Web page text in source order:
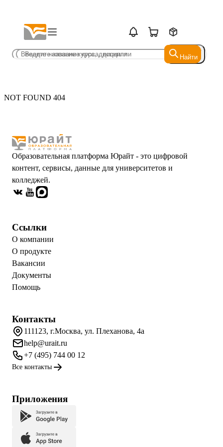
Найти
Найти
NOT FOUND 404
Образовательная платформа Юрайт - это цифровой
контент, сервисы, данные для университетов и
колледжей.
Ссылки
О компании
О продукте
Вакансии
Документы
Помощь
Контакты
111123, г.Москва, ул. Плеханова, 4а
help@urait.ru
+7 (495) 744 00 12
Все контакты
Приложения